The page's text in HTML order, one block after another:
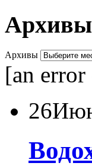
Архивы
Архивы
[an
26